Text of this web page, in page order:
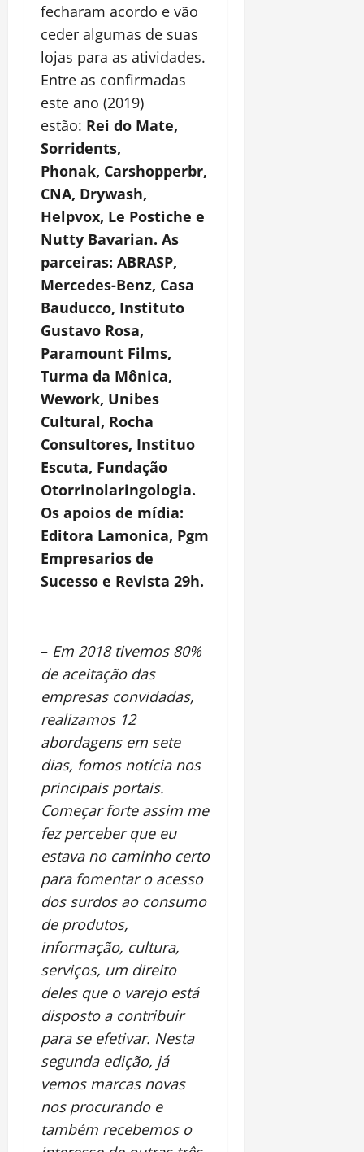
fecharam acordo e vão
ceder algumas de suas
lojas para as atividades.
Entre as confirmadas
este ano (2019)
estão: Rei do Mate,
Sorridents,
Phonak, Carshopperbr,
CNA, Drywash,
Helpvox, Le Postiche e
Nutty Bavarian. As
parceiras: ABRASP,
Mercedes-Benz, Casa
Bauducco, Instituto
Gustavo Rosa,
Paramount Films,
Turma da Mônica,
Wework, Unibes
Cultural, Rocha
Consultores, Instituo
Escuta, Fundação
Otorrinolaringologia.
Os apoios de mídia:
Editora Lamonica, Pgm
Empresarios de
Sucesso e Revista 29h.
– Em 2018 tivemos 80%
de aceitação das
empresas convidadas,
realizamos 12
abordagens em sete
dias, fomos notícia nos
principais portais.
Começar forte assim me
fez perceber que eu
estava no caminho certo
para fomentar o acesso
dos surdos ao consumo
de produtos,
informação, cultura,
serviços, um direito
deles que o varejo está
disposto a contribuir
para se efetivar. Nesta
segunda edição, já
vemos marcas novas
nos procurando e
também recebemos o